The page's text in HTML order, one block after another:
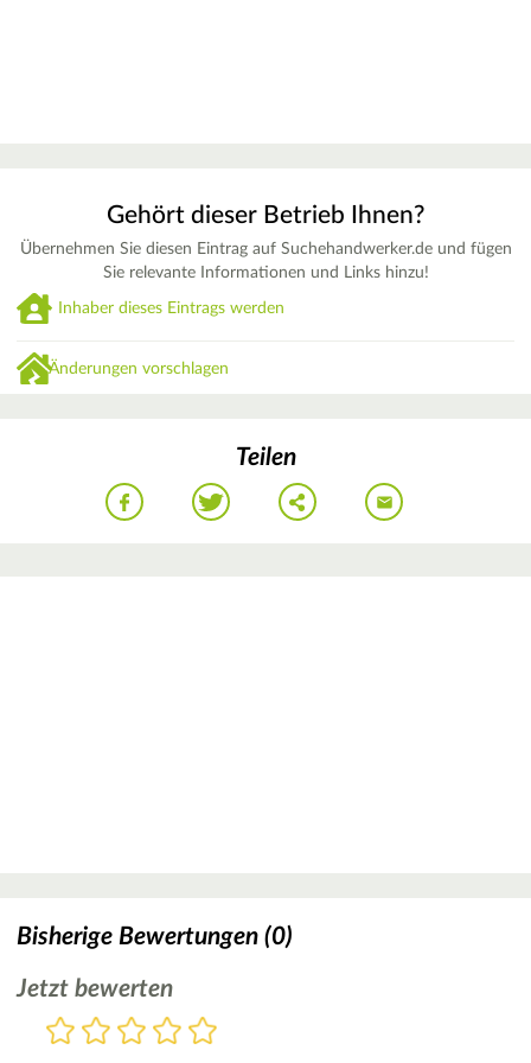
Gehört dieser Betrieb Ihnen?
Übernehmen Sie diesen Eintrag auf Suchehandwerker.de und fügen
Sie relevante Informationen und Links hinzu!
Inhaber dieses Eintrags werden
Änderungen vorschlagen
Teilen
Bisherige Bewertungen (0)
Jetzt bewerten
Bewertung
5
4
3
2
1